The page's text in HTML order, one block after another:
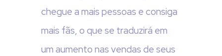
chegue a mais pessoas e consiga
mais fãs, o que se traduzirá em
um aumento nas vendas de seus